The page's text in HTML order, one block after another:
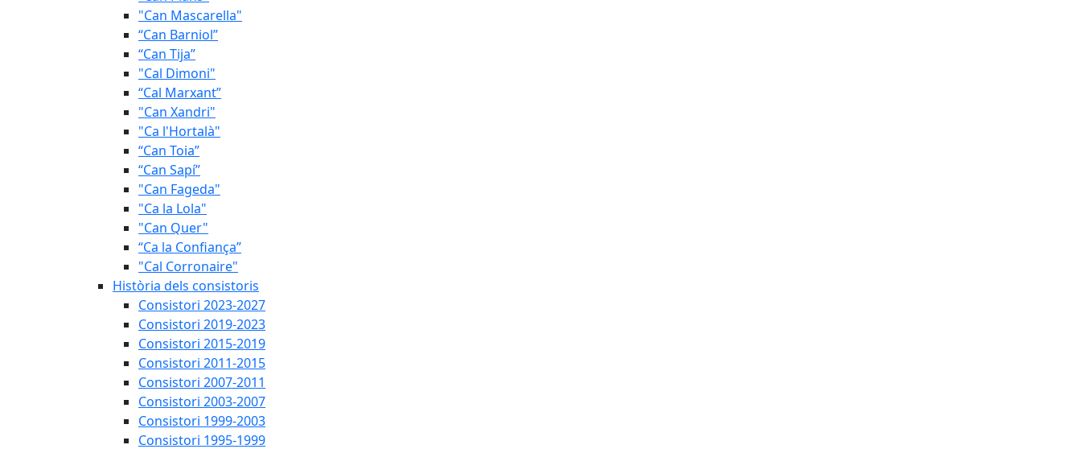
"Can Mascarella"
“Can Barniol”
“Can Tija”
"Cal Dimoni"
“Cal Marxant”
"Can Xandri"
"Ca l'Hortalà"
“Can Toia”
“Can Sapí”
"Can Fageda"
"Ca la Lola"
"Can Quer"
“Ca la Confiança”
"Cal Corronaire"
Història dels consistoris
Consistori 2023-2027
Consistori 2019-2023
Consistori 2015-2019
Consistori 2011-2015
Consistori 2007-2011
Consistori 2003-2007
Consistori 1999-2003
Consistori 1995-1999